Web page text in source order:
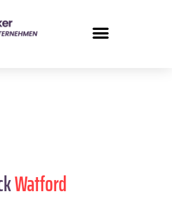
Watford